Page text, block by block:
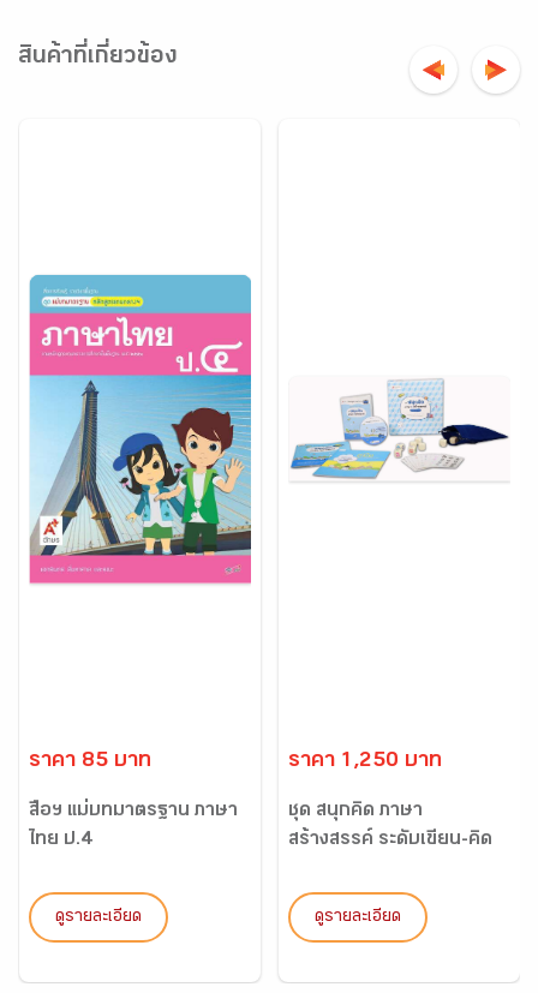
สินค้าที่เกี่ยวข้อง
ราคา 85 บาท
สื่อฯ แม่บทมาตรฐาน ภาษา
ไทย ป.4
ดูรายละเอียด
ราคา 1,250 บาท
ชุด สนุกคิด ภาษา
สร้างสรรค์ ระดับเขียน-คิด
ดูรายละเอียด